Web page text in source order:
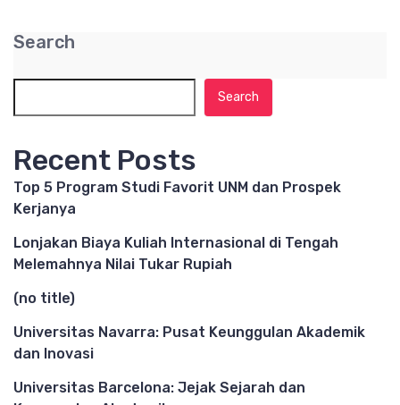
Search
Search
Recent Posts
Top 5 Program Studi Favorit UNM dan Prospek
Kerjanya
Lonjakan Biaya Kuliah Internasional di Tengah
Melemahnya Nilai Tukar Rupiah
(no title)
Universitas Navarra: Pusat Keunggulan Akademik
dan Inovasi
Universitas Barcelona: Jejak Sejarah dan